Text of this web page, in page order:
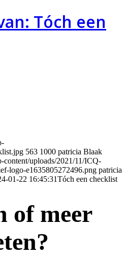
Tóch een
563 1000 patricia Blaak
uploads/2021/11/ICQ-
logo-e1635805272496.png patricia
01-22 16:45:31Tóch een checklist
of meer